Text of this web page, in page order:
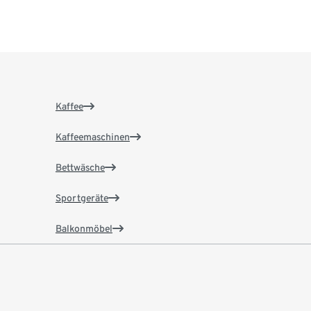
Kaffee
Kaffeemaschinen
Bettwäsche
Sportgeräte
Balkonmöbel